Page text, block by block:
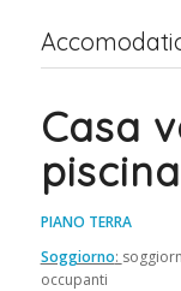
Casa
PIANO TERRA
Soggiorno:
occupanti